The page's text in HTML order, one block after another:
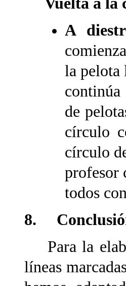
A
la pelota
de
círculo
círculo
profesor
todos
8.
Para la
líneas